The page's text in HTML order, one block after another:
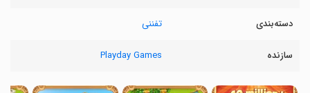
دسته‌بندی تفننی
سازنده Playday Games